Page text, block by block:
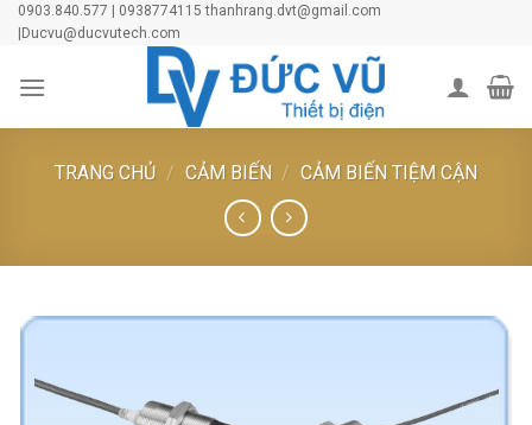
Skip0903.840.577 | 0938774115 thanhrang.dvt@gmail.com
|Ducvu@ducvutech.com
TRANG CHỦ / CẢM BIẾN / CẢM BIẾN TIỆM CẬN